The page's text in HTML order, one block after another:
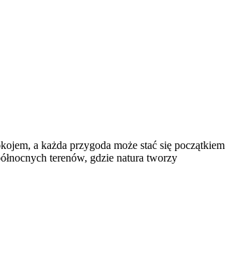
a każda przygoda może stać się początkiem
terenów, gdzie natura tworzy